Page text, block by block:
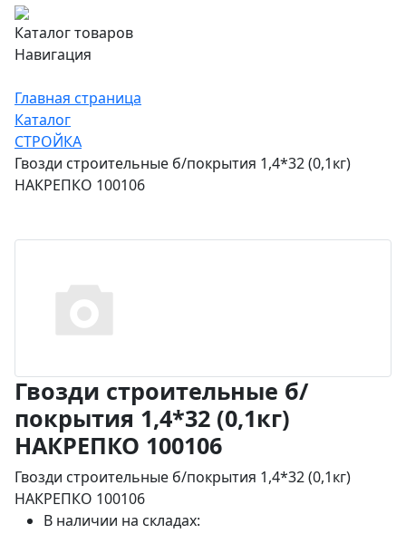
Каталог товаров
Навигация
Главная страница
Каталог
СТРОЙКА
Гвозди строительные б/покрытия 1,4*32 (0,1кг)
НАКРЕПКО 100106
Гвозди строительные б/
покрытия 1,4*32 (0,1кг)
НАКРЕПКО 100106
Гвозди строительные б/покрытия 1,4*32 (0,1кг)
НАКРЕПКО 100106
В наличии на складах: